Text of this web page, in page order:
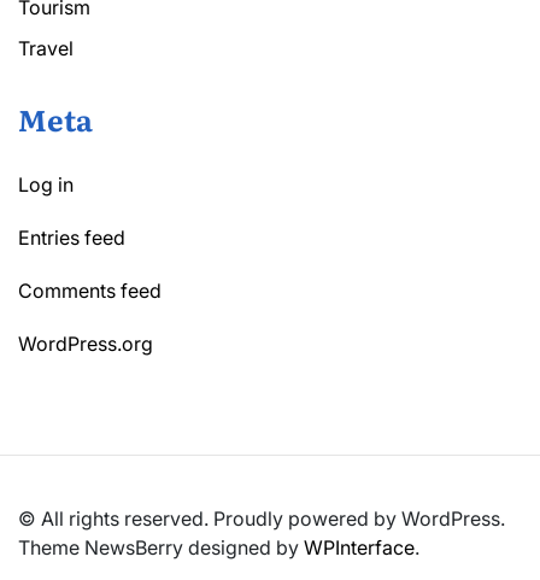
Tourism
Travel
Meta
Log in
Entries feed
Comments feed
WordPress.org
© All rights reserved. Proudly powered by WordPress.
Theme NewsBerry designed by WPInterface.